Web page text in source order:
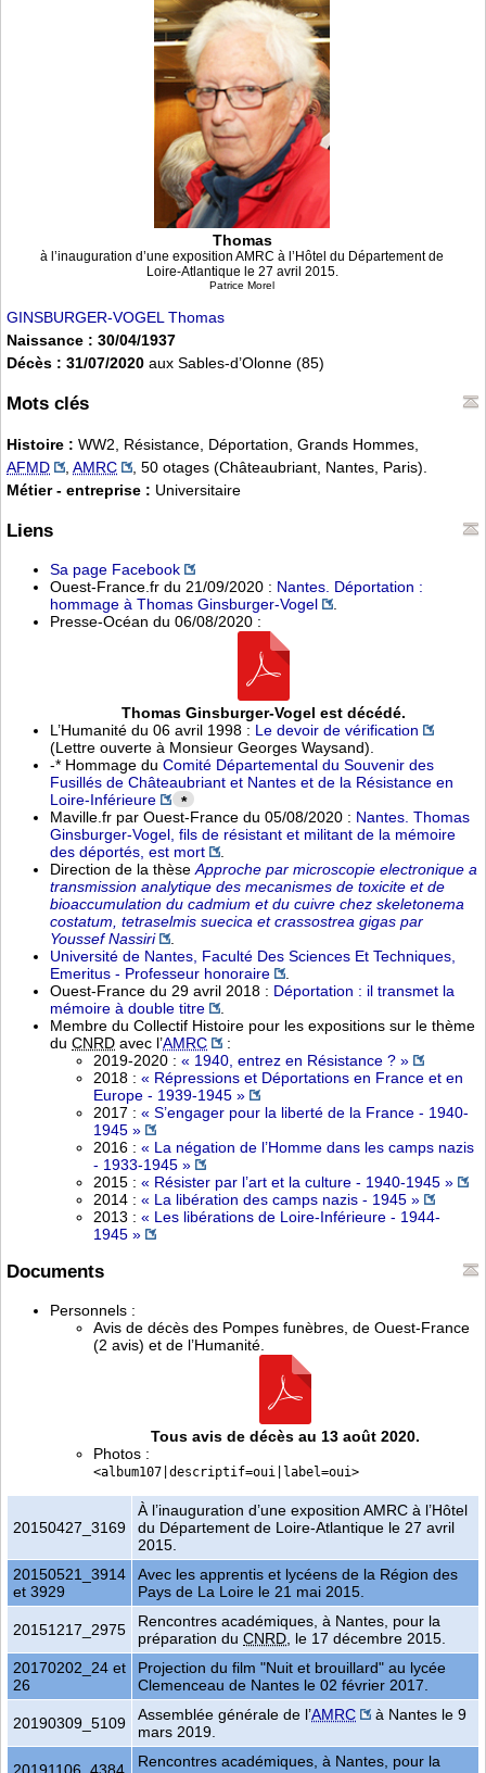
Thomas
à l’inauguration d’une exposition AMRC à l’Hôtel du Département de
Loire-Atlantique le 27 avril 2015.
Patrice Morel
GINSBURGER-VOGEL Thomas
Naissance : 30/04/1937
Décès : 31/07/2020 aux Sables-d’Olonne (85)
Mots clés
Histoire : WW2, Résistance, Déportation, Grands Hommes,
AFMD
AMRC
, 50 otages (Châteaubriant, Nantes, Paris).
Métier - entreprise : Universitaire
Liens
Sa page Facebook
Ouest-France.fr du 21/09/2020 : Nantes. Déportation :
hommage à Thomas Ginsburger-Vogel
Presse-Océan du 06/08/2020 :
Thomas Ginsburger-Vogel est décédé.
L’Humanité du 06 avril 1998 : Le devoir de vérification
(Lettre ouverte à Monsieur Georges Waysand).
-* Hommage du Comité Départemental du Souvenir des
Fusillés de Châteaubriant et Nantes et de la Résistance en
Loire-Inférieure
*
Maville.fr par Ouest-France du 05/08/2020 : Nantes. Thomas
Ginsburger-Vogel, fils de résistant et militant de la mémoire
des déportés, est mort
Direction de la thèse Approche par microscopie electronique a
transmission analytique des mecanismes de toxicite et de
bioaccumulation du cadmium et du cuivre chez skeletonema
costatum, tetraselmis suecica et crassostrea gigas par
Youssef Nassiri
Université de Nantes, Faculté Des Sciences Et Techniques,
Emeritus - Professeur honoraire
Ouest-France du 29 avril 2018 : Déportation : il transmet la
mémoire à double titre
Membre du Collectif Histoire pour les expositions sur le thème
du CNRD avec l’AMRC
:
2019-2020 : « 1940, entrez en Résistance ? »
2018 : « Répressions et Déportations en France et en
Europe - 1939-1945 »
2017 : « S’engager pour la liberté de la France - 1940-
1945 »
2016 : « La négation de l’Homme dans les camps nazis
- 1933-1945 »
2015 : « Résister par l’art et la culture - 1940-1945 »
2014 : « La libération des camps nazis - 1945 »
2013 : « Les libérations de Loire-Inférieure - 1944-
1945 »
Documents
Personnels :
Avis de décès des Pompes funèbres, de Ouest-France
(2 avis) et de l’Humanité.
Tous avis de décès au 13 août 2020.
Photos :
<album107|descriptif=oui|label=oui>
20150427_3169
À l’inauguration d’une exposition AMRC à l’Hôtel
du Département de Loire-Atlantique le 27 avril
2015.
20150521_3914
et 3929
Avec les apprentis et lycéens de la Région des
Pays de La Loire le 21 mai 2015.
20151217_2975
Rencontres académiques, à Nantes, pour la
préparation du CNRD , le 17 décembre 2015.
20170202_24 et
26
Projection du film "Nuit et brouillard" au lycée
Clemenceau de Nantes le 02 février 2017.
20190309_5109 Assemblée générale de l’AMRC
à Nantes le 9
mars 2019.
Rencontres académiques, à Nantes, pour la